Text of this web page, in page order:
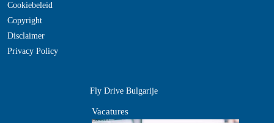
Cookiebeleid
Copyright
Disclaimer
Privacy Policy
Fly Drive Bulgarije
Vacatures